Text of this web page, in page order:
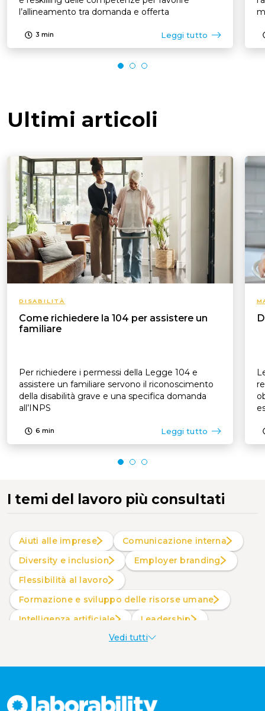
l’allineamento tra domanda e offerta
3 min Leggi tutto
Ultimi articoli
DISABILITÀ
Come richiedere la 104 per assistere un
familiare
Per richiedere i permessi della Legge 104 e
assistere un familiare servono il riconoscimento
della disabilità grave e una specifica domanda
all’INPS
6 min Leggi tutto
I temi del lavoro più consultati
Aiuti alle imprese
Comunicazione interna
Diversity e inclusion
Employer branding
Flessibilità al lavoro
Formazione e sviluppo delle risorse umane
intelligenza artificiale
Leadership
Produttività al lavoroVedi tutti